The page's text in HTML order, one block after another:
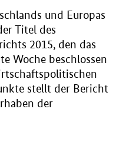
und Europas
Titel des
2015, den das
Woche beschlossen
stellt der Bericht
der